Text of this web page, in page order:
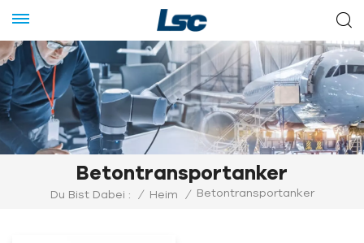
Betontransportanker
Du Bist Dabei : / Heim / Betontransportanker